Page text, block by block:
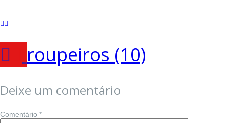
roupeiros (10)
Deixe um comentário
Comentário *